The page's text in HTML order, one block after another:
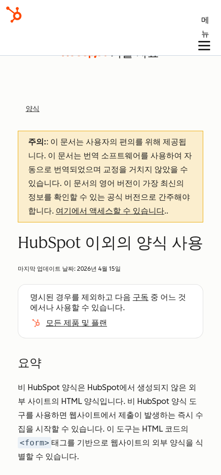
메
뉴
기술 자료
양식
주의:: 이 문서는 사용자의 편의를 위해 제공됩
니다. 이 문서는 번역 소프트웨어를 사용하여 자
동으로 번역되었으며 교정을 거치지 않았을 수
있습니다. 이 문서의 영어 버전이 가장 최신의
정보를 확인할 수 있는 공식 버전으로 간주해야
합니다. 여기에서 액세스할 수 있습니다..
HubSpot 이외의 양식 사용
마지막 업데이트 날짜: 2026년 4월 15일
명시된 경우를 제외하고 다음 구독 중 어느 것
에서나 사용할 수 있습니다.
모든 제품 및 플랜
요약
비 HubSpot 양식은 HubSpot에서 생성되지 않은 외
부 사이트의 HTML 양식입니다. 비 HubSpot 양식 도
구를 사용하면 웹사이트에서 제출이 발생하는 즉시 수
집을 시작할 수 있습니다. 이 도구는 HTML 코드의
<form> 태그를 기반으로 웹사이트의 외부 양식을 식
별할 수 있습니다.